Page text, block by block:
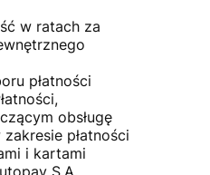
w ratach za
płatności
obsługę
płatności
i kartami
S.A.